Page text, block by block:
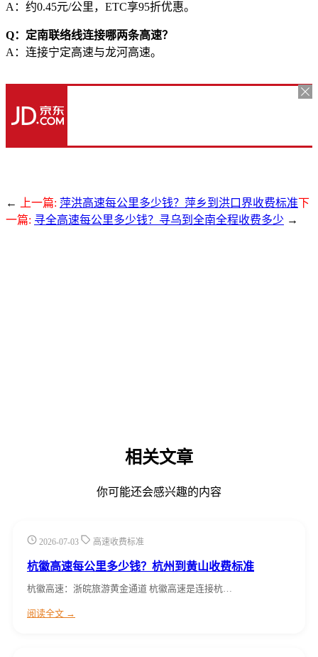
A：约0.45元/公里，ETC享95折优惠。
Q：定南联络线连接哪两条高速？
A：连接宁定高速与龙河高速。
← 上一篇: 萍洪高速每公里多少钱？萍乡到洪口界收费标准下
一篇: 寻全高速每公里多少钱？寻乌到全南全程收费多少 →
相关文章
你可能还会感兴趣的内容
2026-07-03 高速收费标准
杭徽高速每公里多少钱？杭州到黄山收费标准
杭徽高速：浙皖旅游黄金通道 杭徽高速是连接杭…
阅读全文 →